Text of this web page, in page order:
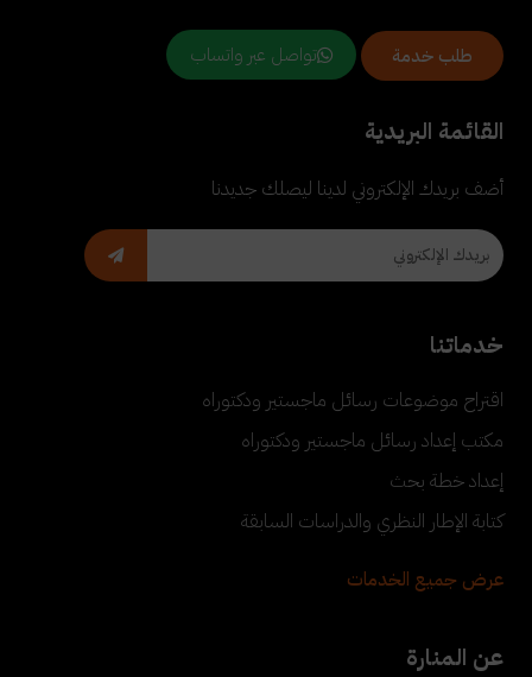
طلب خدمة تواصل عبر واتساب
القائمة البريدية
أضف بريدك الإلكتروني لدينا ليصلك جديدنا
خدماتنا
اقتراح موضوعات رسائل ماجستير ودكتوراه
مكتب إعداد رسائل ماجستير ودكتوراه
إعداد خطة بحث
كتابة الإطار النظري والدراسات السابقة
عرض جميع الخدمات
عن المنارة